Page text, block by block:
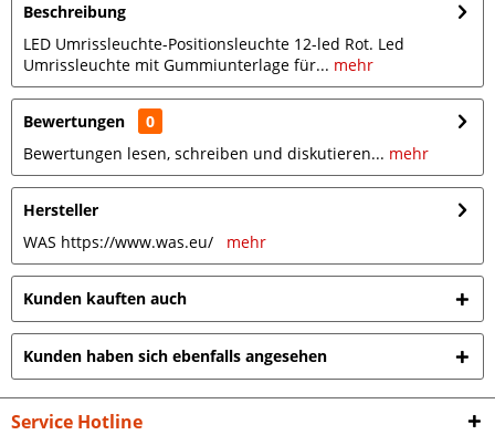
Beschreibung
LED Umrissleuchte-Positionsleuchte 12-led Rot. Led
Umrissleuchte mit Gummiunterlage für... mehr
Bewertungen
0
Bewertungen lesen, schreiben und diskutieren... mehr
Hersteller
WAS https://www.was.eu/ mehr
Kunden kauften auch
Kunden haben sich ebenfalls angesehen
Service Hotline